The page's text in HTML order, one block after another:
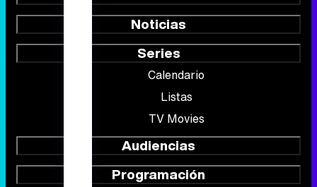
Noticias
Series
Calendario
Listas
TV Movies
Audiencias
Programación